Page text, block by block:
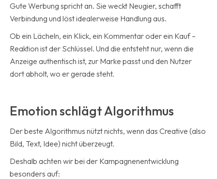
Gute Werbung spricht an. Sie weckt Neugier, schafft
Verbindung und löst idealerweise Handlung aus.
Ob ein Lächeln, ein Klick, ein Kommentar oder ein Kauf –
Reaktion ist der Schlüssel. Und die entsteht nur, wenn die
Anzeige authentisch ist, zur Marke passt und den Nutzer
dort abholt, wo er gerade steht.
Emotion schlägt Algorithmus
Der beste Algorithmus nützt nichts, wenn das Creative (also
Bild, Text, Idee) nicht überzeugt.
Deshalb achten wir bei der Kampagnenentwicklung
besonders auf: